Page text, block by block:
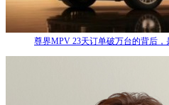
尊界MPV 23天订单破万台的背后